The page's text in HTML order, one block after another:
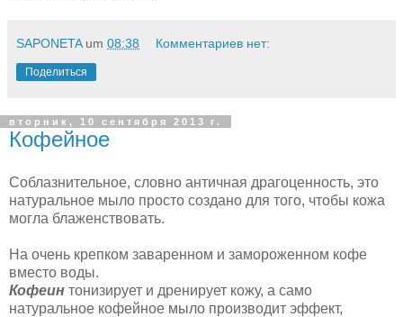
SAPONETA um 08:38 Комментариев нет:
Поделиться
вторник, 10 сентября 2013 г.
Кофейное
Соблазнительное, словно античная драгоценность, это
натуральное мыло просто создано для того, чтобы кожа
могла блаженствовать.
На очень крепком заваренном и замороженном кофе
вместо воды.
Кофеин тонизирует и дренирует кожу, а само
натуральное кофейное мыло производит эффект,